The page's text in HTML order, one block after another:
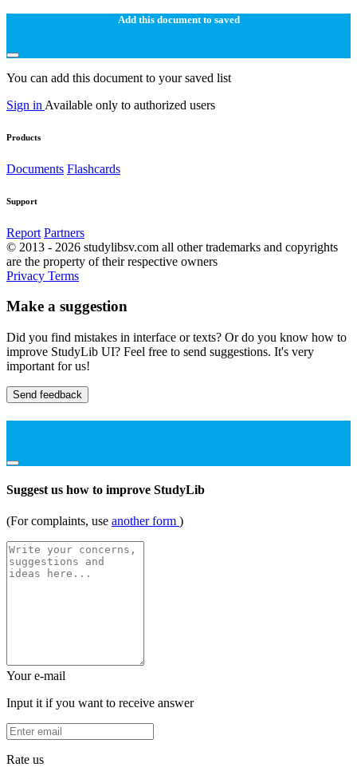
Add this document to saved
You can add this document to your saved list
Sign in Available only to authorized users
Products
Documents Flashcards
Support
Report Partners
© 2013 - 2026 studylibsv.com all other trademarks and copyrights
are the property of their respective owners
Privacy Terms
Make a suggestion
Did you find mistakes in interface or texts? Or do you know how to
improve StudyLib UI? Feel free to send suggestions. It's very
important for us!
Send feedback
Suggest us how to improve StudyLib
(For complaints, use another form )
Your e-mail
Input it if you want to receive answer
Rate us